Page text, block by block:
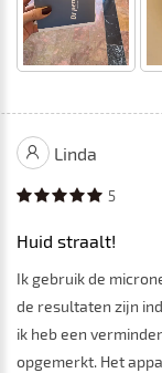
Linda
5
Huid straalt!
Ik gebruik de
de resultaten zijn
ik heb een
opgemerkt. Het